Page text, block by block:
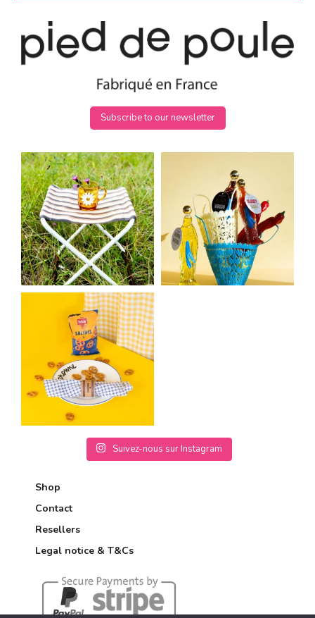
Subscribe to our newsletter
Suivez-nous sur Instagram
Shop
Contact
Resellers
Legal notice & T&Cs